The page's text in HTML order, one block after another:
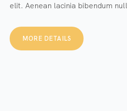
elit. Aenean lacinia bibendum
MORE DETAILS